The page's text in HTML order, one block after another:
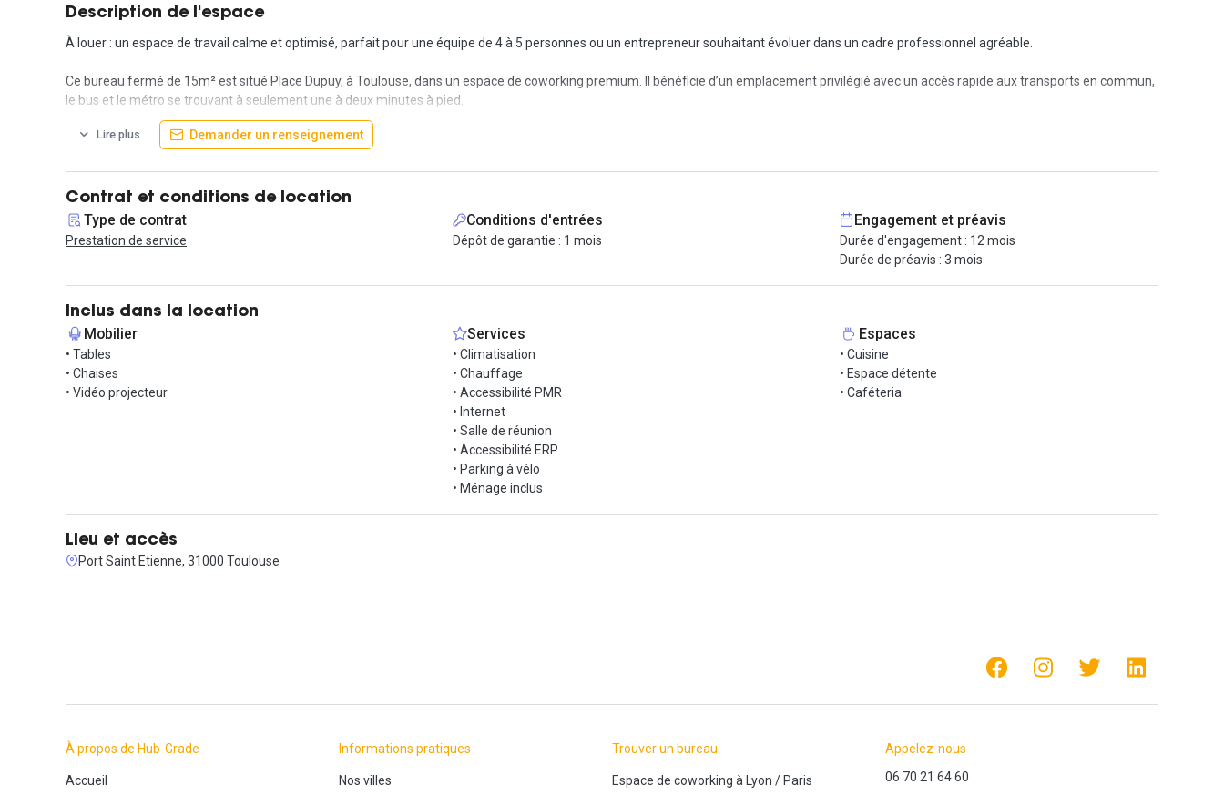
Description de l'espace
À louer : un espace de travail calme et optimisé, parfait pour une équipe de 4 à 5 personnes ou un entrepreneur souhaitant évoluer dans un cadre professionnel agréable.
Ce bureau fermé de 15m² est situé Place Dupuy, à Toulouse, dans un espace de coworking premium. Il bénéficie d’un emplacement privilégié avec un accès rapide aux transports en commun,
le bus et le métro se trouvant à seulement une à deux minutes à pied.
Le loyer s’élève à 750 € par mois hors taxes, et le bureau est disponible immédiatement.
Pensé pour allier confort et performance, cet espace offre une connexion Internet fibre dédiée, garantissant une rapidité optimale. La climatisation et le chauffage assurent un
environnement agréable tout au long de l’année. L’accès est sécurisé 24 heures sur 24 et 7 jours sur 7, grâce à un système de surveillance vidéo.
Les occupants peuvent également profiter des espaces communs, comprenant une cuisine entièrement équipée, une terrasse conviviale et un espace détente propice aux échanges et à la
pour organiser une visite.
Contactez-nous dès aujourd’hui pour organiser une visite !
Lire plus Demander un renseignement
Contrat et conditions de location
Type de contrat
Prestation de service
Conditions d'entrées
Dépôt de garantie : 1 mois
Engagement et préavis
Durée d'engagement : 12 mois
Durée de préavis : 3 mois
Inclus dans la location
Mobilier
• Tables
• Chaises
• Vidéo projecteur
Services
• Climatisation
• Chauffage
• Accessibilité PMR
• Internet
• Salle de réunion
• Accessibilité ERP
• Parking à vélo
• Ménage inclus
Espaces
• Cuisine
• Espace détente
• Caféteria
Lieu et accès
Port Saint Etienne, 31000 Toulouse
À propos de Hub-Grade
Accueil
Informations pratiques
Nos villes
Trouver un bureau
Espace de coworking à Lyon /Paris
Appelez-nous
06 70 21 64 60